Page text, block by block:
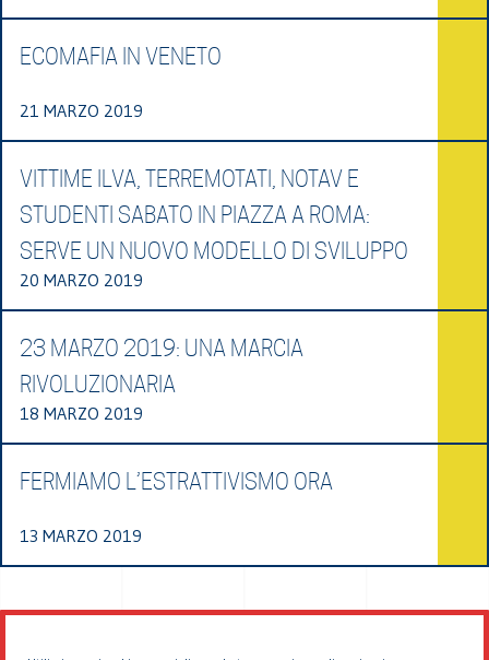
ECOMAFIA IN VENETO
21 MARZO 2019
VITTIME ILVA, TERREMOTATI, NOTAV E
STUDENTI SABATO IN PIAZZA A ROMA:
SERVE UN NUOVO MODELLO DI SVILUPPO
20 MARZO 2019
23 MARZO 2019: UNA MARCIA
RIVOLUZIONARIA
18 MARZO 2019
FERMIAMO L’ESTRATTIVISMO ORA
13 MARZO 2019